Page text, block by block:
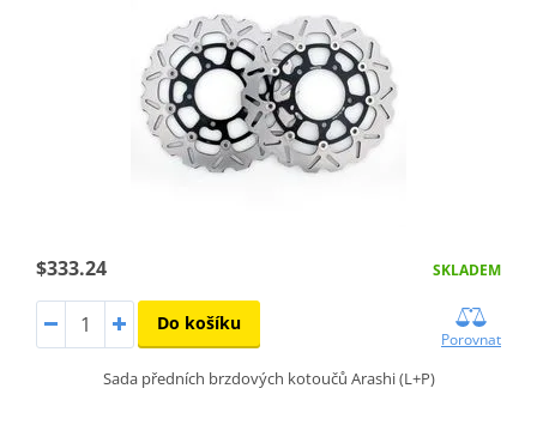
$333.24 SKLADEM
Do košíku
Porovnat
Sada předních brzdových kotoučů Arashi (L+P)